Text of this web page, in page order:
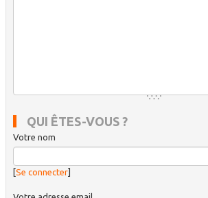
QUI ÊTES-VOUS ?
Votre nom
Se connecter]